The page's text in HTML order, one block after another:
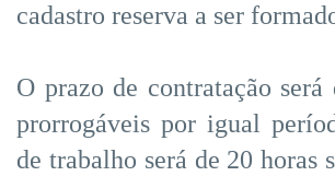
cadastro reserva a ser
O prazo de contratação será
prorrogáveis por igual
de trabalho será de 20 horas